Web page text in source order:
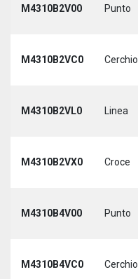
M4310B2V00 Punto
M4310B2VC0 Cerchio
M4310B2VL0 Linea
M4310B2VX0 Croce
M4310B4V00 Punto
M4310B4VC0 Cerchio